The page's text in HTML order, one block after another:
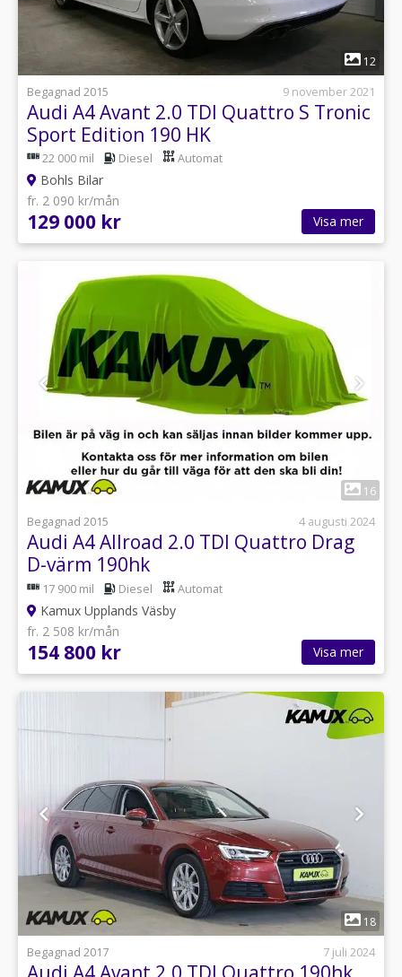
12
Begagnad 2015
9 november 2021
Audi A4 Avant 2.0 TDI Quattro S Tronic
Sport Edition 190 HK
22 000 mil Diesel Automat
Bohls Bilar
fr. 2 090 kr/mån
129 000 kr Visa mer
16
Begagnad 2015
4 augusti 2024
Audi A4 Allroad 2.0 TDI Quattro Drag
D-värm 190hk
17 900 mil Diesel Automat
Kamux Upplands Väsby
fr. 2 508 kr/mån
154 800 kr Visa mer
1
18
Begagnad 2017
7 juli 2024